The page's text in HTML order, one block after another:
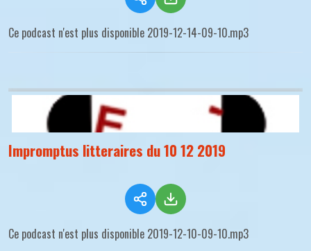
Ce podcast n'est plus disponible 2019-12-14-09-10.mp3
Impromptus litteraires du 10 12 2019
Ce podcast n'est plus disponible 2019-12-10-09-10.mp3